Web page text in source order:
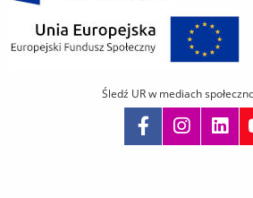
Śledź UR w mediach